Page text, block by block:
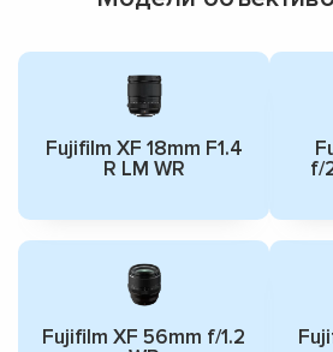
Fujifilm XF 18mm F1.4
R LM WR
f/
Fujifilm XF 56mm f/1.2